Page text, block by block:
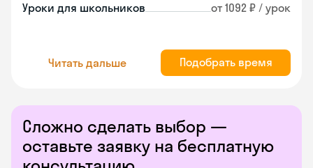
Уроки для школьников от 1092 ₽ / урок
Читать дальше Подобрать время
Сложно сделать выбор —
оставьте заявку на бесплатную